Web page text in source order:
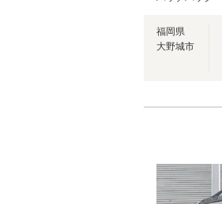
福岡県
大野城市